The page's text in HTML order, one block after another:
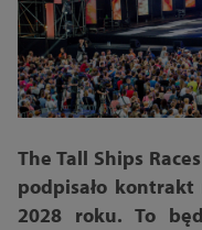
The Tall Ships
podpisało
2028 roku. To